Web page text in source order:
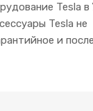
Tesla в
Tesla не
и